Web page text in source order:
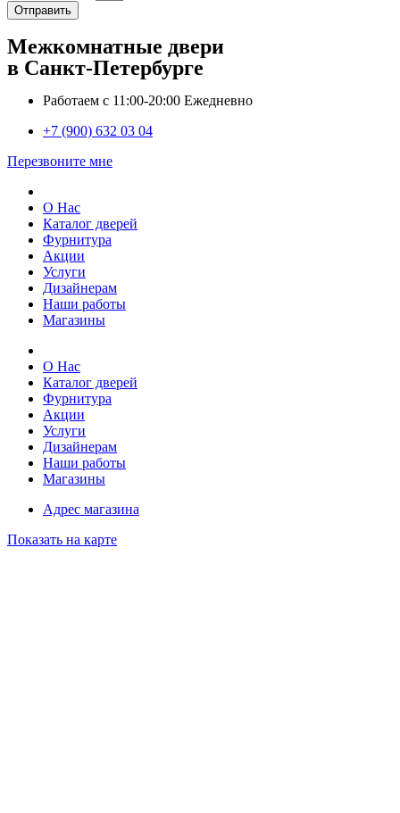
Отправить
Межкомнатные двери
в Санкт-Петербурге
Работаем с 11:00-20:00 Ежедневно
+7 (900) 632 03 04
Перезвоните мне
О Нас
Каталог дверей
Фурнитура
Акции
Услуги
Дизайнерам
Наши работы
Магазины
О Нас
Каталог дверей
Фурнитура
Акции
Услуги
Дизайнерам
Наши работы
Магазины
Адрес магазина
Показать на карте